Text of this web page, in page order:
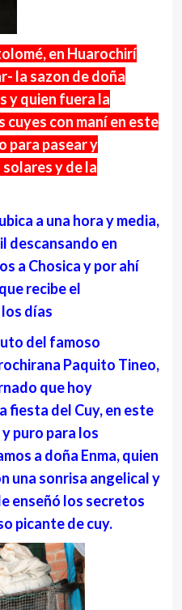
en Huarochirí
la sazon de doña
y quien fuera la
cuyes con maní en este
para pasear y
y de la
a una hora y media,
descansando en
a Chosica y por ahí
recibe el
días
del famoso
Paquito Tineo,
que hoy
fiesta del Cuy, en este
puro para los
a doña Enma, quien
una sonrisa angelical y
enseñó los secretos
picante de cuy.